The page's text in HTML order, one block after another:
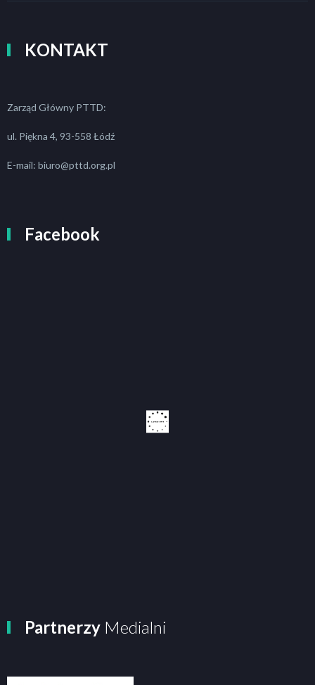
KONTAKT
Zarząd Główny PTTD:
ul. Piękna 4, 93-558 Łódź
E-mail: biuro@pttd.org.pl
Facebook
Partnerzy Medialni